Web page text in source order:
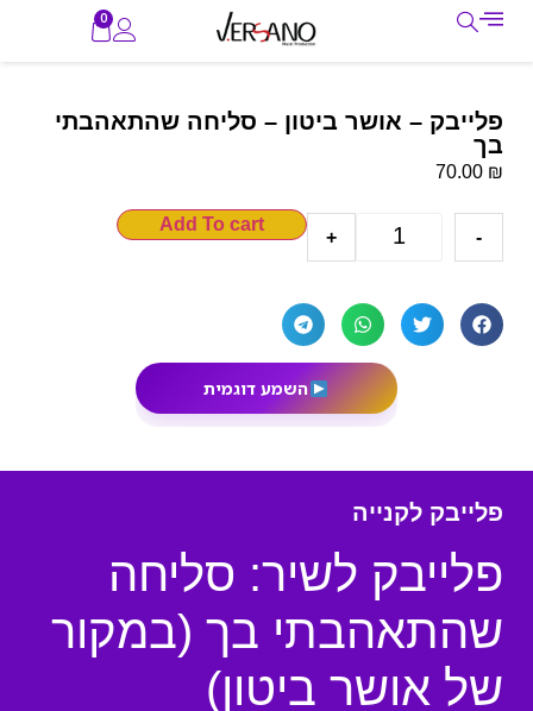
0
פלייבק – אושר ביטון – סליחה שהתאהבתי
בך
70.00 ₪
-
+
Add To cart
השמע דוגמית
פלייבק לקנייה
פלייבק לשיר: סליחה
שהתאהבתי בך (במקור
של אושר ביטון)